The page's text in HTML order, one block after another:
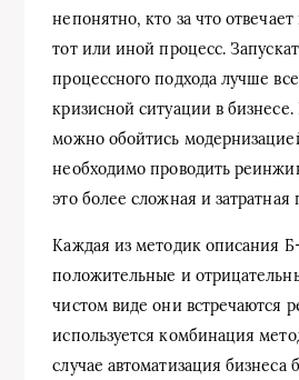
непонятно, кто за что
тот или иной процесс.
процессного подхода лучше
кризисной ситуации в бизнесе.
можно обойтись
необходимо проводить
это более сложная и затратная
Каждая из методик описания
положительные и
чистом виде они встречаются
используется комбинация
случае автоматизация бизнеса